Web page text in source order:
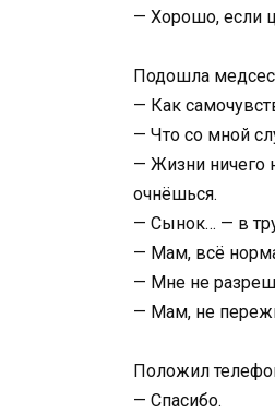
— Хорошо, если
Подошла
— Как
— Что со мной
— Жизни ничего
очнёшься.
— Сынок… — в
— Мам, всё
— Мне не
— Мам, не
Положил
— Спасибо.